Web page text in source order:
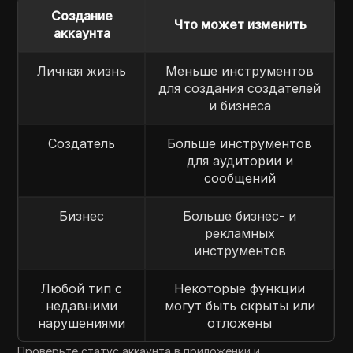
Создание
аккаунта
Что может изменить
Личная жизнь
Меньше инструментов
для создания создателей
и бизнеса
Создатель
Больше инструментов
для аудитории и
сообщений
Бизнес
Больше бизнес- и
рекламных
инструментов
Любой тип с
недавними
нарушениями
Некоторые функции
могут быть скрыты или
отложены